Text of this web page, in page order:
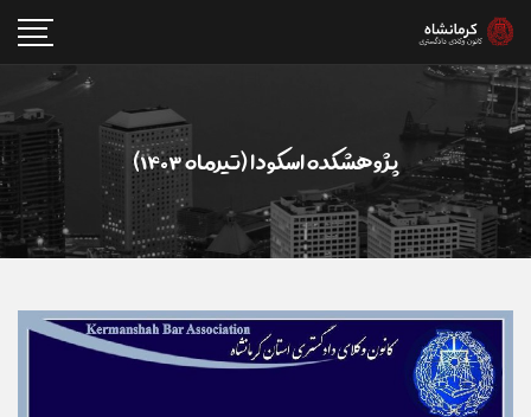
پژوهشکده ا‌سکودا (تیرماه ۱۴۰۳)